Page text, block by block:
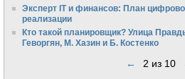
Эксперт IT и финансов: План
реализации
Кто такой планировщик? Улица
Геворгян, М. Хазин и Б. Костенко
← 2 из 10